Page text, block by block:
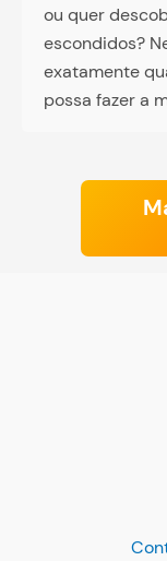
ou quer
escondidos?
exatamente
possa fazer a